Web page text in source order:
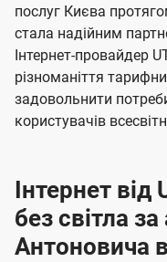
послуг Києва
стала надійним
Інтернет-провайдер
різноманіття
задовольнити
користувачів
Інтернет
без світла
Антоновича